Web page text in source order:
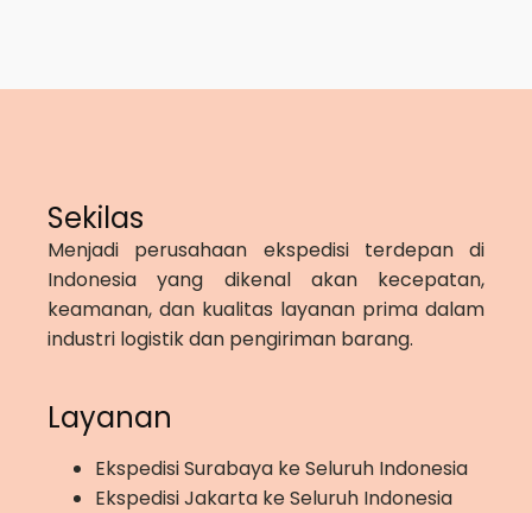
Sekilas
Menjadi perusahaan ekspedisi terdepan di
Indonesia yang dikenal akan kecepatan,
keamanan, dan kualitas layanan prima dalam
industri logistik dan pengiriman barang.
Layanan
Ekspedisi Surabaya ke Seluruh Indonesia
Ekspedisi Jakarta ke Seluruh Indonesia